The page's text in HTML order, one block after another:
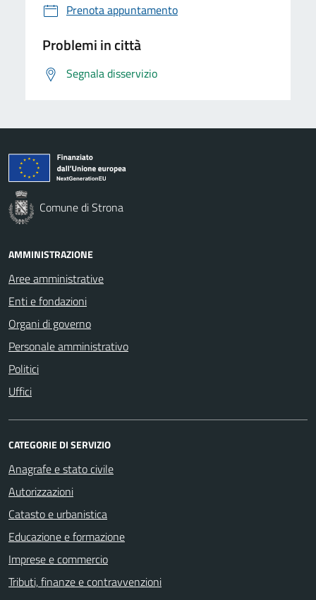
Prenota appuntamento
Problemi in città
Segnala disservizio
Comune di Strona
AMMINISTRAZIONE
Aree amministrative
Enti e fondazioni
Organi di governo
Personale amministrativo
Politici
Uffici
CATEGORIE DI SERVIZIO
Anagrafe e stato civile
Autorizzazioni
Catasto e urbanistica
Educazione e formazione
Imprese e commercio
Tributi, finanze e contravvenzioni